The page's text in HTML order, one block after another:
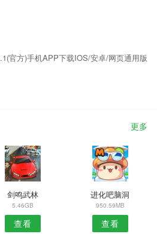
官方)手机APP下载IOS/安卓/网页通用版
更多
剑鸣武林
5.46GB
查看
进化吧脑洞
950.59MB
查看